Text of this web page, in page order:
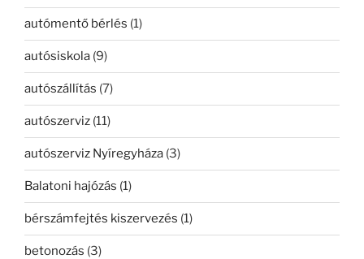
autómentő bérlés (1)
autósiskola (9)
autószállítás (7)
autószerviz (11)
autószerviz Nyíregyháza (3)
Balatoni hajózás (1)
bérszámfejtés kiszervezés (1)
betonozás (3)